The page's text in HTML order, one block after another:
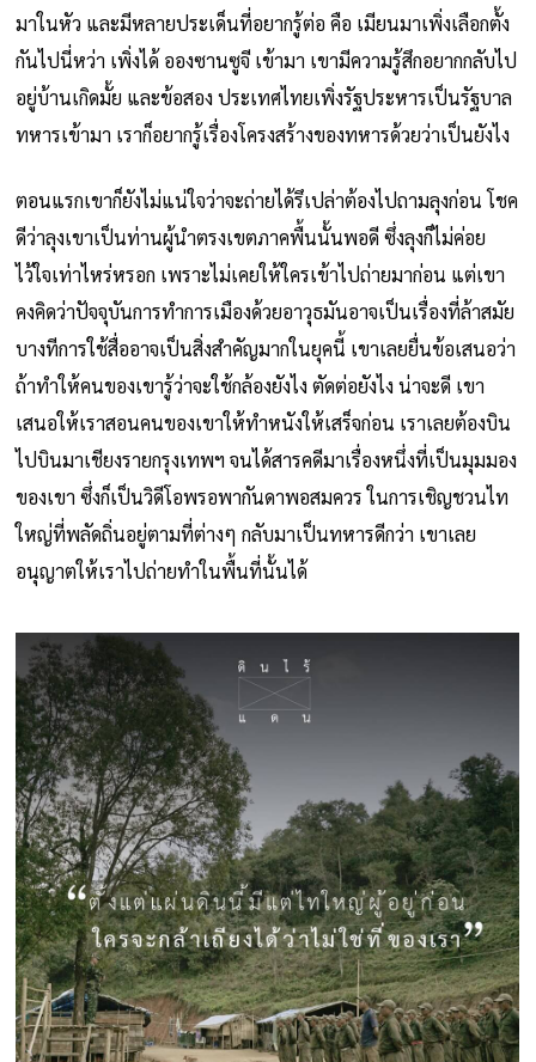
มาในหัว และมีหลายประเด็นที่อยากรู้ต่อ คือ เมียนมาเพิ่งเลือกตั้ง
กันไปนี่หว่า เพิ่งได้ อองซานซูจี เข้ามา เขามีความรู้สึกอยากกลับไป
อยู่บ้านเกิดมั้ย และข้อสอง ประเทศไทยเพิ่งรัฐประหารเป็นรัฐบาล
ทหารเข้ามา เราก็อยากรู้เรื่องโครงสร้างของทหารด้วยว่าเป็นยังไง
ตอนแรกเขาก็ยังไม่แน่ใจว่าจะถ่ายได้รึเปล่าต้องไปถามลุงก่อน โชค
ดีว่าลุงเขาเป็นท่านผู้นำตรงเขตภาคพื้นนั้นพอดี ซึ่งลุงก็ไม่ค่อย
ไว้ใจเท่าไหร่หรอก เพราะไม่เคยให้ใครเข้าไปถ่ายมาก่อน แต่เขา
คงคิดว่าปัจจุบันการทำการเมืองด้วยอาวุธมันอาจเป็นเรื่องที่ล้าสมัย
บางทีการใช้สื่ออาจเป็นสิ่งสำคัญมากในยุคนี้ เขาเลยยื่นข้อเสนอว่า
ถ้าทำให้คนของเขารู้ว่าจะใช้กล้องยังไง ตัดต่อยังไง น่าจะดี เขา
เสนอให้เราสอนคนของเขาให้ทำหนังให้เสร็จก่อน เราเลยต้องบิน
ไปบินมาเชียงรายกรุงเทพฯ จนได้สารคดีมาเรื่องหนึ่งที่เป็นมุมมอง
ของเขา ซึ่งก็เป็นวิดีโอพรอพากันดาพอสมควร ในการเชิญชวนไท
ใหญ่ที่พลัดถิ่นอยู่ตามที่ต่างๆ กลับมาเป็นทหารดีกว่า เขาเลย
อนุญาตให้เราไปถ่ายทำในพื้นที่นั้นได้